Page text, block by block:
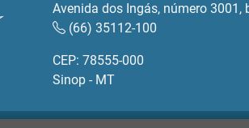
Avenida dos Ingás, número 3001,
(66) 35112-100
CEP: 78555-000
Sinop - MT